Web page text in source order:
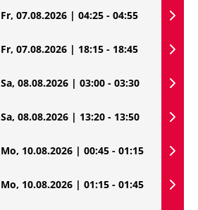
Fr, 07.08.2026 | 04:25 - 04:55
Fr, 07.08.2026 | 18:15 - 18:45
Sa, 08.08.2026 | 03:00 - 03:30
Sa, 08.08.2026 | 13:20 - 13:50
Mo, 10.08.2026 | 00:45 - 01:15
Mo, 10.08.2026 | 01:15 - 01:45